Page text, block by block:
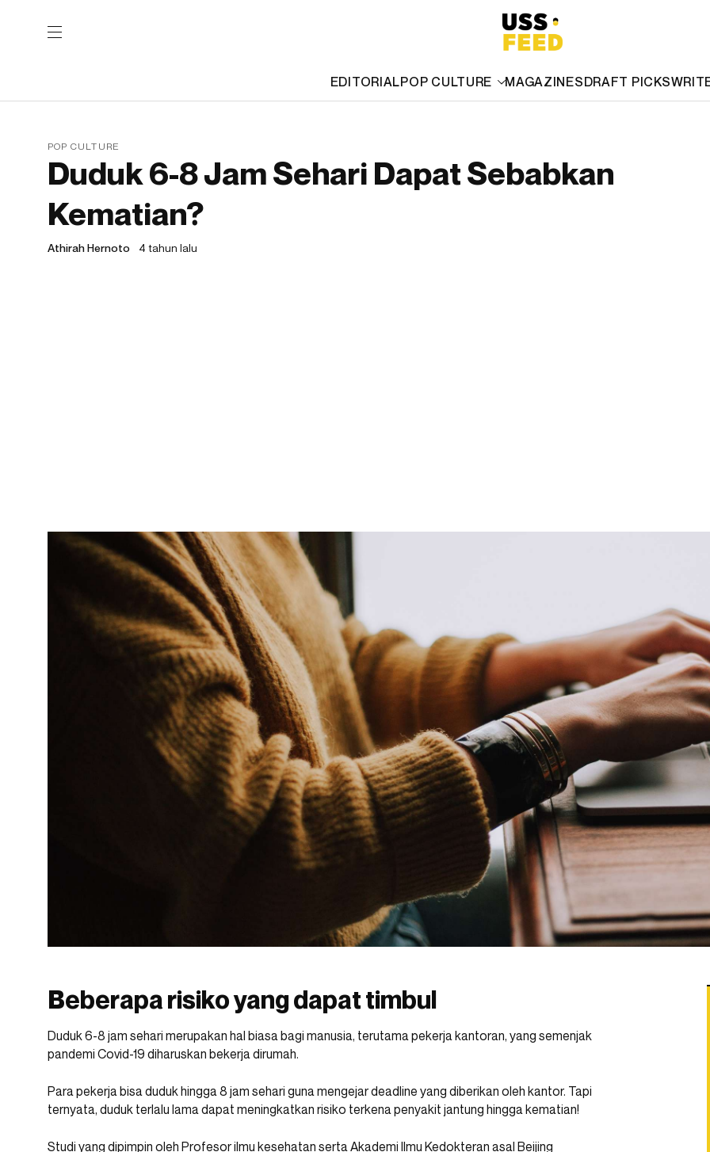
EDITORIALPOP CULTURE MAGAZINESDRAFT PICKS
POP CULTURE
Duduk 6-8 Jam Sehari Dapat Sebabkan
Kematian?
Athirah Hernoto 4 tahun lalu
Beberapa risiko yang dapat timbul
Duduk 6-8 jam sehari merupakan hal biasa bagi manusia, terutama pekerja kantoran, yang semenjak
pandemi Covid-19 diharuskan bekerja dirumah.
Para pekerja bisa duduk hingga 8 jam sehari guna mengejar deadline yang diberikan oleh kantor. Tapi
ternyata, duduk terlalu lama dapat meningkatkan risiko terkena penyakit jantung hingga kematian!
Studi yang dipimpin oleh Profesor ilmu kesehatan serta Akademi Ilmu Kedokteran asal Beijing